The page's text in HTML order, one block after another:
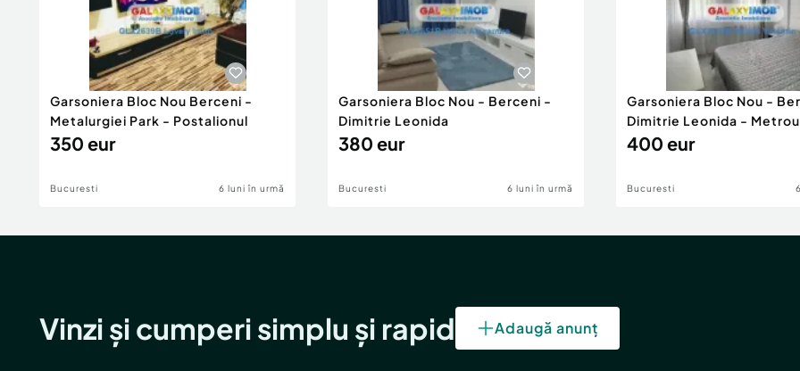
Garsoniera Bloc Nou Berceni -
Metalurgiei Park - Postalionul
350 eur
Bucuresti 6 luni în urmă
Garsoniera Bloc Nou - Berceni -
Dimitrie Leonida
380 eur
Bucuresti 6 luni în urmă
Garsoniera Bloc Nou -
Dimitrie Leonida -
400 eur
Bucuresti
Vinzi și cumperi simplu și rapid Adaugă anunț